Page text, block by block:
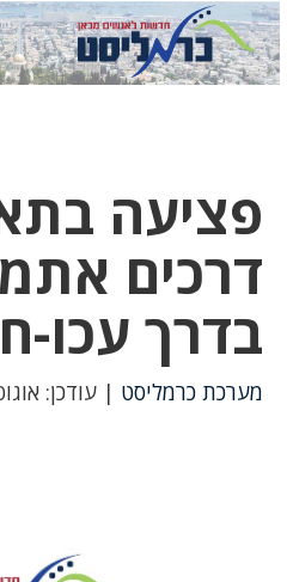
פציעה
דרכים
בדרך עכו-
מערכת כרמליסט | עודכן: אוגוסט 3,